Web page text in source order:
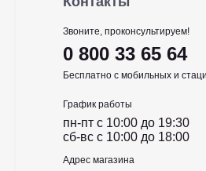
(#12). Таких конфигураций
метода.
Звоните, проконсультируем!
0 800 33 65 64
Бесплатно с мобильных и
График работы
пн-пт c 10:00 до 19:30
сб-вс c 10:00 до 18:00
Адрес магазина